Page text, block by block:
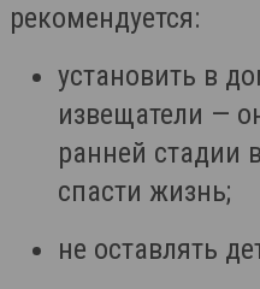
рекомендуется:
установить в
извещатели —
ранней стадии
спасти жизнь;
не оставлять